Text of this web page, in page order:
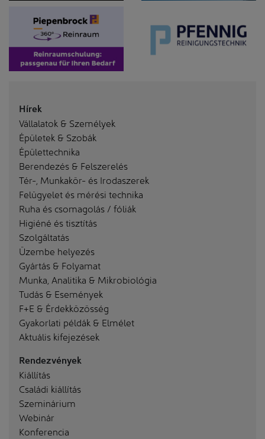
Hírek
Vállalatok & Személyek
Épületek & Szobák
Épülettechnika
Berendezés & Felszerelés
Tér-, Munkakör- és Irodaszerek
Felügyelet és mérési technika
Ruha és csomagolás / fóliák
Higiéné és tisztítás
Szolgáltatás
Üzembe helyezés
Gyártás & Folyamat
Munka, Analitika & Mikrobiológia
Tudás & Események
F+E & Érdekközösség
Gyakorlati példák & Elmélet
Aktuális kifejezések
Rendezvények
Kiállítás
Családi kiállítás
Szeminárium
Webinár
Konferencia